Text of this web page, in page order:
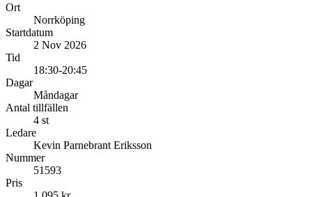
Ort
Norrköping
Startdatum
2 Nov 2026
Tid
18:30-20:45
Dagar
Måndagar
Antal tillfällen
4 st
Ledare
Kevin Parnebrant Eriksson
Nummer
51593
Pris